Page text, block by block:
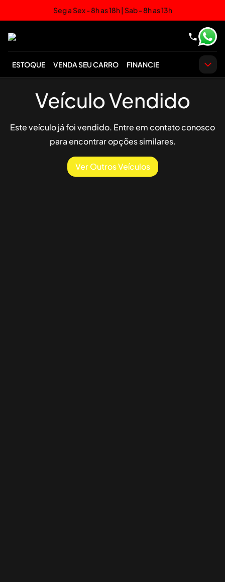
Seg a Sex - 8h as 18h | Sab - 8h as 13h
ESTOQUE VENDA SEU CARRO FINANCIE
Veículo Vendido
Este veículo já foi vendido. Entre em contato conosco
para encontrar opções similares.
Ver Outros Veículos